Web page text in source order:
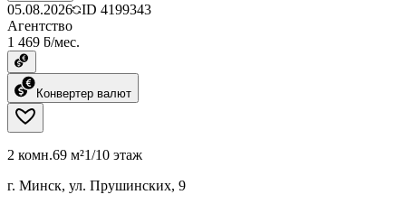
05.08.2026 ID 4199343
Агентство
1 469 ƃ/мес.
Конвертер валют
2 комн.69 м²1/10 этаж
г. Минск, ул. Прушинских, 9